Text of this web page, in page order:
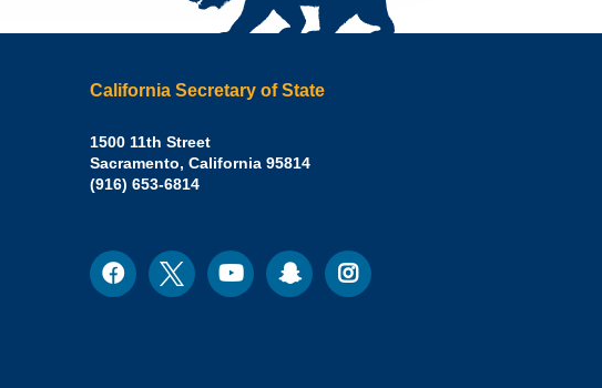
California Secretary of State
Shirley
N.
Weber,
of
State
1500 11th Street
Sacramento, California 95814
Office:
(916) 653-6814
Social
Media
FacebookTwitter Youtube SnapchatInstagram